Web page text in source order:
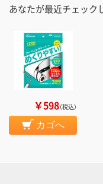
あなたが最近チェック
￥598（税込）
カゴへ